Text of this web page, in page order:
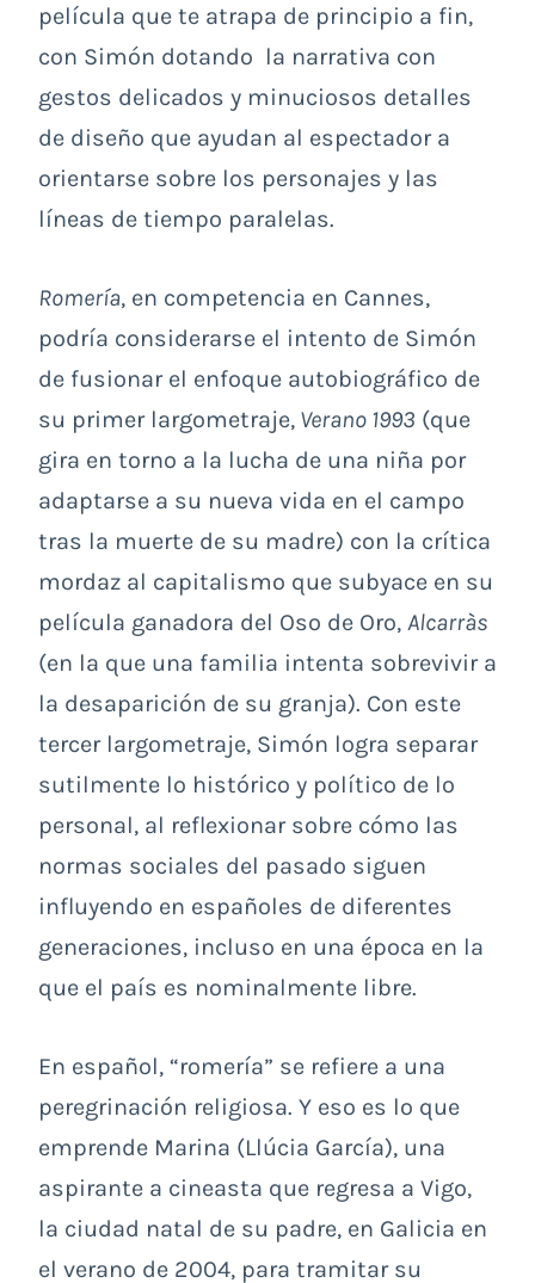
película que te atrapa de principio a fin,
con Simón dotando la narrativa con
gestos delicados y minuciosos detalles
de diseño que ayudan al espectador a
orientarse sobre los personajes y las
líneas de tiempo paralelas.
Romería, en competencia en Cannes,
podría considerarse el intento de Simón
de fusionar el enfoque autobiográfico de
su primer largometraje, Verano 1993 (que
gira en torno a la lucha de una niña por
adaptarse a su nueva vida en el campo
tras la muerte de su madre) con la crítica
mordaz al capitalismo que subyace en su
película ganadora del Oso de Oro, Alcarràs
(en la que una familia intenta sobrevivir a
la desaparición de su granja). Con este
tercer largometraje, Simón logra separar
sutilmente lo histórico y político de lo
personal, al reflexionar sobre cómo las
normas sociales del pasado siguen
influyendo en españoles de diferentes
generaciones, incluso en una época en la
que el país es nominalmente libre.
En español, “romería” se refiere a una
peregrinación religiosa. Y eso es lo que
emprende Marina (Llúcia García), una
aspirante a cineasta que regresa a Vigo,
la ciudad natal de su padre, en Galicia en
el verano de 2004, para tramitar su